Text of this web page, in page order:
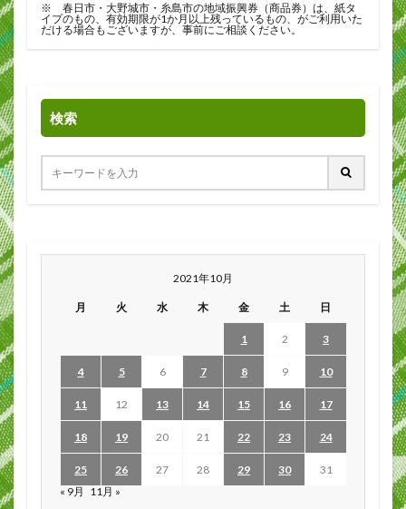
※ 春日市・大野城市・糸島市の地域振興券（商品券）は、紙タ
イプのもの、有効期限が1か月以上残っているもの、がご利用いた
だける場合もございますが、事前にご相談ください。
検索
2021年10月
月 火 水 木 金 土 日
1 2 3
4 5 6 7 8 9 10
11 12 13 14 15 16 17
18 19 20 21 22 23 24
25 26 27 28 29 30
31
« 9月 11月 »